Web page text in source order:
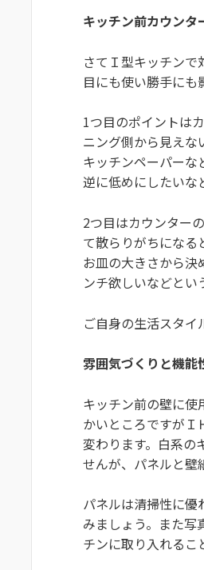
キッチン前カウンタ
さてＩ型キッチン
目にも使い勝手にも
1つ目のポイントは
ニング側から見えな
キッチンペーパーな
逆に低めにしたいな
2つ目はカウンター
て散らりがちになる
お皿の大きさから決
ンチ欲しいなどとい
ご自身の生活スタイ
雰囲気づくりと機能
キッチン前の壁に使
かいところですがＩ
変わります。白系の
せんが、パネルと壁
パネルは清掃性に優
みましょう。また写
チンに取り入れるこ